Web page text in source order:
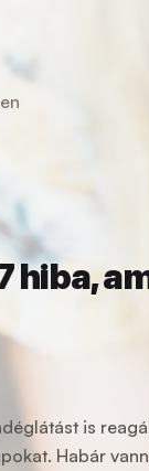
hiba,
is
Habár